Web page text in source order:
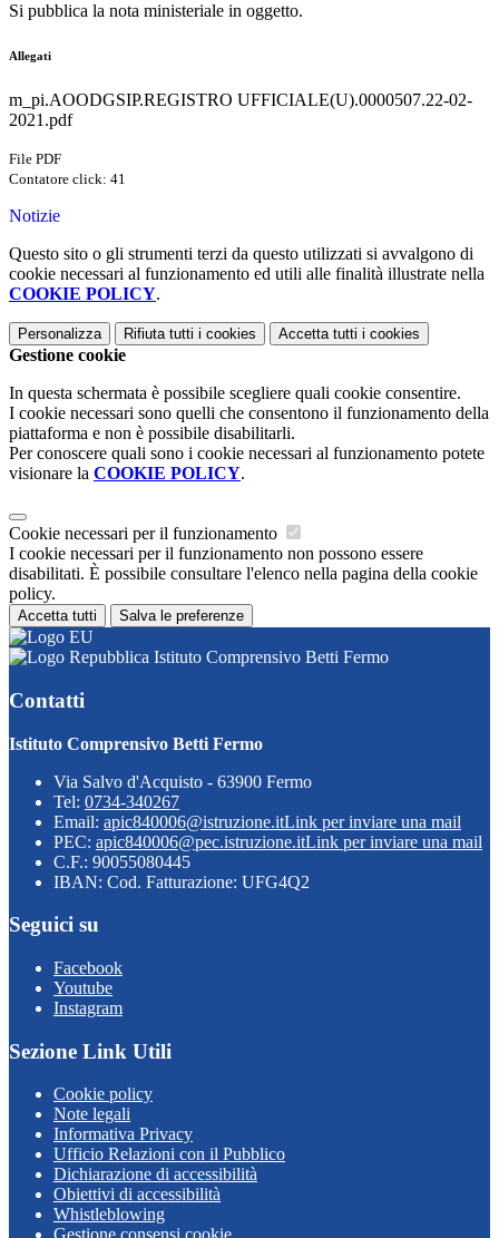
Si pubblica la nota ministeriale in oggetto.
Allegati
m_pi.AOODGSIP.REGISTRO UFFICIALE(U).0000507.22-02-
2021.pdf
File PDF
Contatore click: 41
Notizie
Questo sito o gli strumenti terzi da questo utilizzati si avvalgono di
cookie necessari al funzionamento ed utili alle finalità illustrate nella
COOKIE POLICY.
Personalizza Rifiuta tutti i cookies Accetta tutti i cookies
Gestione cookie
In questa schermata è possibile scegliere quali cookie consentire.
I cookie necessari sono quelli che consentono il funzionamento della
piattaforma e non è possibile disabilitarli.
Per conoscere quali sono i cookie necessari al funzionamento potete
visionare la COOKIE POLICY.
Cookie necessari per il funzionamento
I cookie necessari per il funzionamento non possono essere
disabilitati. È possibile consultare l'elenco nella pagina della cookie
policy.
Accetta tutti Salva le preferenze
Istituto Comprensivo Betti Fermo
Contatti
Istituto Comprensivo Betti Fermo
Via Salvo d'Acquisto - 63900 Fermo
Tel: 0734-340267
Email: apic840006@istruzione.itLink per inviare una mail
PEC: apic840006@pec.istruzione.itLink per inviare una mail
C.F.: 90055080445
IBAN: Cod. Fatturazione: UFG4Q2
Seguici su
Facebook
Youtube
Instagram
Sezione Link Utili
Cookie policy
Note legali
Informativa Privacy
Ufficio Relazioni con il Pubblico
Dichiarazione di accessibilità
Obiettivi di accessibilità
Whistleblowing